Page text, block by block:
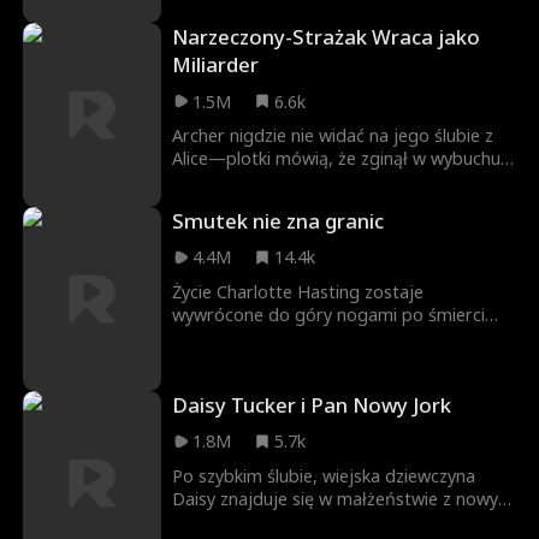
że jego żona wciąż żyje. Kobieta odradza
się w formie jej bezwzględnego alter ego,
Scarlett i jest zdeterminowana, aby
ujawnić podstępne plany Alison oraz
zemścić się w imieniu córki.
Narzeczony-Strażak Wraca jako
Miliarder
1.5M
6.6k
Archer nigdzie nie widać na jego ślubie z
Alice—plotki mówią, że zginął w wybuchu
zalotnika, Philipa. Na nowym ślubie Alice w
końcu widzi swojego męża ponownie—ale
teraz jest zaręczony z kimś innym.
Smutek nie zna granic
4.4M
14.4k
Życie Charlotte Hasting zostaje
wywrócone do góry nogami po śmierci
myśląc, że ukrywa przed nim córkę,
nieustannie zamienia jej życie w piekło.
Daisy Tucker i Pan Nowy Jork
1.8M
5.7k
Po szybkim ślubie, wiejska dziewczyna
Daisy znajduje się w małżeństwie z nowym